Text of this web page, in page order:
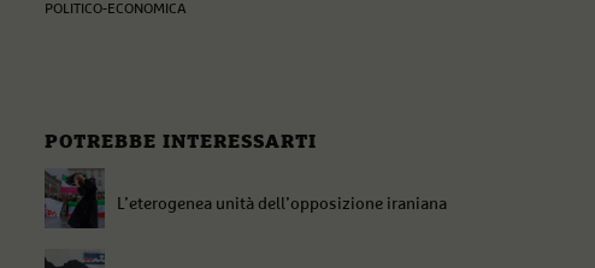
POLITICO-ECONOMICA
POTREBBE INTERESSARTI
L’eterogenea unità dell’opposizione iraniana